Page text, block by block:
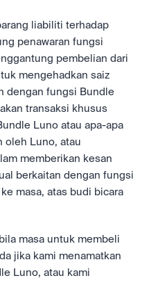
liabiliti terhadap
penawaran fungsi
pembelian dari
mengehadkan saiz
dengan fungsi Bundle
transaksi khusus
Luno atau apa-apa
oleh Luno, atau
memberikan kesan
berkaitan dengan fungsi
masa, atas budi bicara
masa untuk membeli
jika kami menamatkan
Luno, atau kami